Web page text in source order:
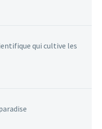
qui cultive les